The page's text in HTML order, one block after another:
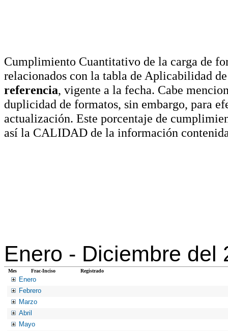
Cumplimiento Cuantitativo de la carga de
relacionados con la tabla de Aplicabilidad
referencia, vigente a la fecha. Cabe
duplicidad de formatos, sin embargo, para
actualización. Este porcentaje de
así la CALIDAD de la información
Enero - Diciembre del
Mes Frac-Inciso Registrado
Enero
Febrero
Marzo
Abril
Mayo